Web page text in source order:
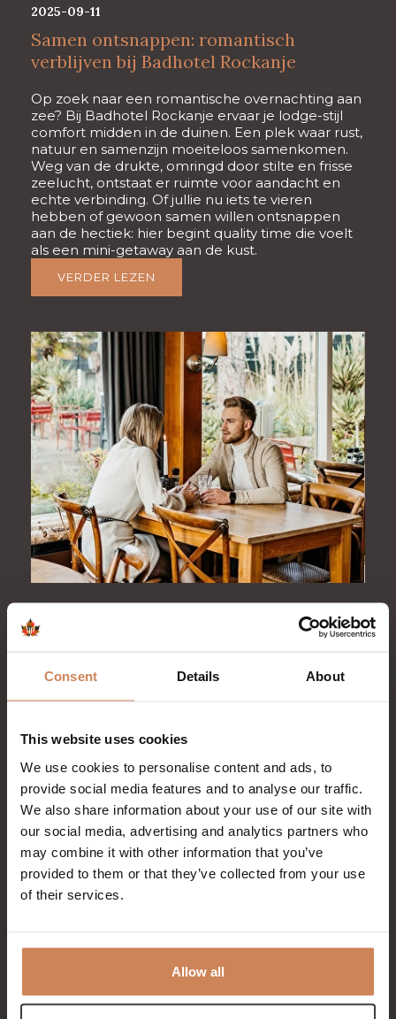
Consent Details About
This website uses cookies
We use cookies to personalise content and ads, to
provide social media features and to analyse our traffic.
We also share information about your use of our site with
our social media, advertising and analytics partners who
may combine it with other information that you’ve
provided to them or that they’ve collected from your use
of their services.
Allow all
2025-09-11
Samen ontsnappen: romantisch
verblijven bij Badhotel Rockanje
Op zoek naar een romantische overnachting aan
zee? Bij Badhotel Rockanje ervaar je lodge-stijl
comfort midden in de duinen. Een plek waar rust,
natuur en samenzijn moeiteloos samenkomen.
Weg van de drukte, omringd door stilte en frisse
zeelucht, ontstaat er ruimte voor aandacht en
echte verbinding. Of jullie nu iets te vieren
hebben of gewoon samen willen ontsnappen
aan de hectiek: hier begint quality time die voelt
als een mini-getaway aan de kust.
VERDER LEZEN
Waarom een zakelijke overnachting aan
zee jouw bijeenkomst sterker maakt
Een zakelijke overnachting aan zee brengt rust,
focus en verbinding — precies wat teams nodig
hebben om stappen te zetten. Bij Badhotel
Rockanje, midden in het duinlandschap van
Voorne-Putten, ontstaat vanzelf ruimte voor
nieuwe ideeën en échte gesprekken. Ontdek
waarom een meerdaags verblijf niet alleen